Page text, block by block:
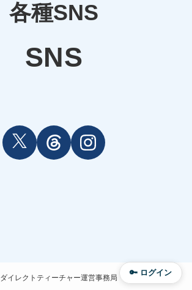
各種SNS
SNS
ダイレクトティーチャー運営事務局
🔑 ログイン